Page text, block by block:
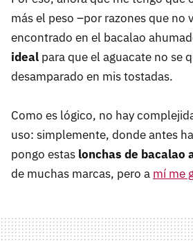
más el peso –por razones que no
encontrado en el bacalao
ideal para que el aguacate no se
desamparado en mis tostadas.
Como es lógico, no hay
uso: simplemente, donde antes
pongo estas lonchas de bacalao
de muchas marcas, pero a mí me